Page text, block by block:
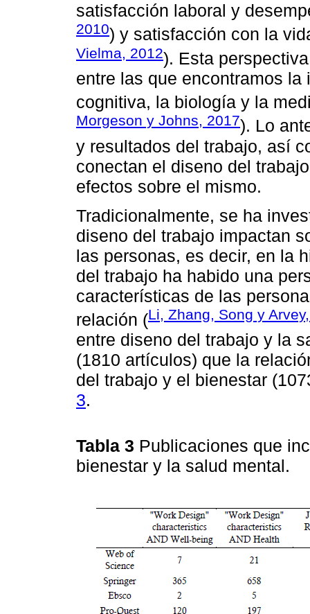
satisfacción laboral y
2010) y satisfacción con la
Vielma, 2012). Esta
entre las que encontramos
cognitiva, la biología y la
Morgeson y Johns, 2017). Lo
y resultados del trabajo, así
conectan el diseno del
efectos sobre el mismo.
Tradicionalmente, se ha
diseno del trabajo impactan
las personas, es decir, en la
del trabajo ha habido una
características de las
relación (Li, Zhang, Song y
entre diseno del trabajo y la
(1810 artículos) que la
del trabajo y el bienestar
3.
Tabla 3 Publicaciones que
bienestar y la salud mental.